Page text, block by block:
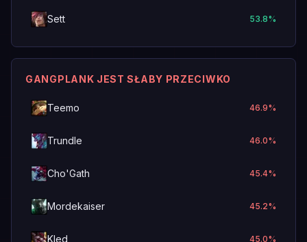
Sett 53.8%
GANGPLANK JEST SŁABY PRZECIWKO
Teemo 46.9%
Trundle 46.0%
Cho'Gath 45.4%
Mordekaiser 45.2%
Kled 45.0%